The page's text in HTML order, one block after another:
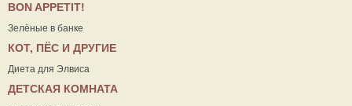
ВON APPETIT!
Зелёные в банке
КОТ, ПЁС И ДРУГИЕ
Диета для Элвиса
ДЕТСКАЯ КОМНАТА